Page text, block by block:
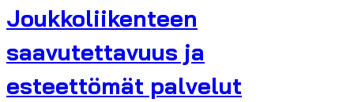
Joukkoliikenteen
saavutettavuus ja
esteettömät palvelut